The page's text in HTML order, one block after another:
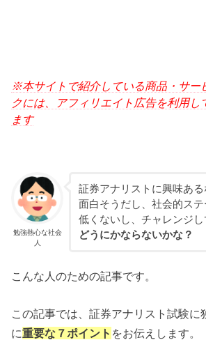
※本サイトで紹介している商品・サー
クには、アフィリエイト広告を利用し
ます
勉強熱心な社会
人
証券アナリストに興味あ
面白そうだし、社会的ス
低くないし、チャレンジし
どうにかならないかな？
こんな人のための記事です。
この記事では、証券アナリスト試験に
に重要な７ポイント をお伝えします。